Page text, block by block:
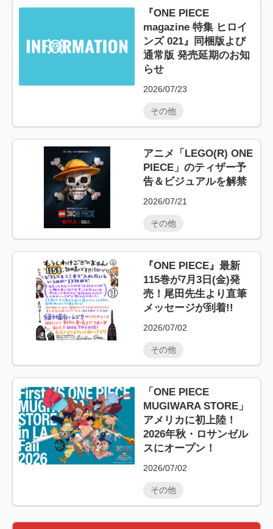
『ONE PIECE
magazine 特集 ヒロイ
ンズ 021』同梱版よび
通常版 発売延期のお知
らせ
2026/07/23
その他
アニメ「LEGO(R) ONE
PIECE」のティザー予
告＆ビジュアルを解禁
2026/07/21
その他
『ONE PIECE』最新
115巻が7月3日(金)発
売！尾田先生より直筆
メッセージが到着!!
2026/07/02
その他
「ONE PIECE
MUGIWARA STORE」
アメリカに初上陸！
2026年秋・ロサンゼル
スにオープン！
2026/07/02
その他